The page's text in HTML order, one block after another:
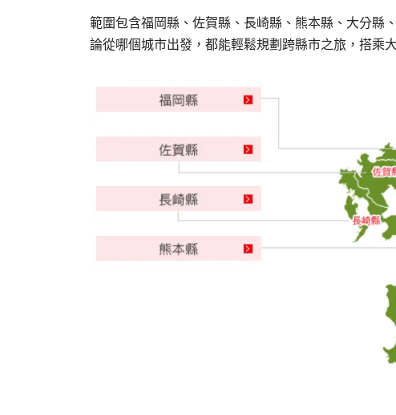
範圍包含福岡縣、佐賀縣、長崎縣、熊本縣、大分縣
論從哪個城市出發，都能輕鬆規劃跨縣市之旅，搭乘